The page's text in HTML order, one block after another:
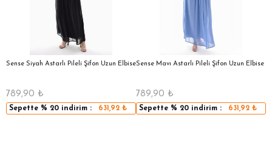
Sense Siyah Astarlı Pileli Şifon Uzun Elbise
789,90 ₺
Sepette % 20 indirim : 631,92₺
Sense Mavı Astarlı Pileli Şifon Uzun Elbise
789,90 ₺
Sepette % 20 indirim : 631,92₺